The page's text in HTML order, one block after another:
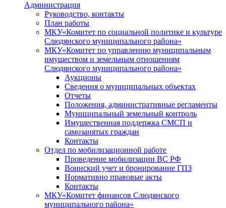
Администрация
Руководство, контакты
План работы
МКУ«Комитет по социальной политике и культуре
Слюдянского муниципального района»
МКУ«Комитет по управлению муниципальным
имуществом и земельным отношениям
Слюдянского муниципального района»
Аукционы
Сведения о муниципальных объектах
Отчеты
Положения, административные регламенты
Муниципальный земельный контроль
Имущественная поддержка СМСП и
самозанятых граждан
Контакты
Отдел по мобилизационной работе
Проведение мобилизации ВС РФ
Воинский учет и бронирование ГПЗ
Нормативно правовые акты
Контакты
МКУ«Комитет финансов Слюдянского
муниципального района»